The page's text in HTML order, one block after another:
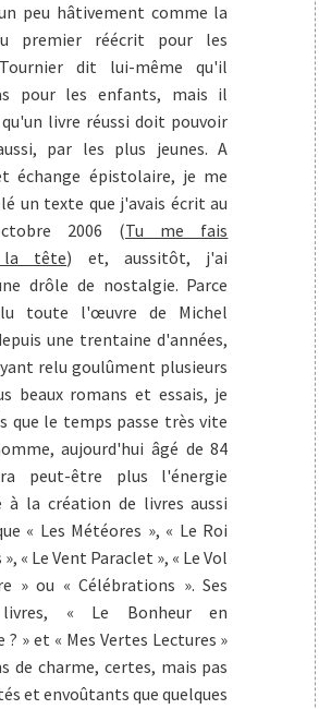
peu hâtivement comme la
premier réécrit pour les
dit lui-même qu'il
pour les enfants, mais il
livre réussi doit pouvoir
par les plus jeunes. A
échange épistolaire, je me
un texte que j'avais écrit au
2006 (Tu me fais
la tête) et, aussitôt, j'ai
drôle de nostalgie. Parce
toute l'œuvre de Michel
une trentaine d'années,
relu goulûment plusieurs
beaux romans et essais, je
que le temps passe très vite
aujourd'hui âgé de 84
peut-être plus l'énergie
à la création de livres aussi
« Les Météores », « Le Roi
« Le Vent Paraclet », « Le Vol
» ou « Célébrations ». Ses
livres, « Le Bonheur en
? » et « Mes Vertes Lectures »
de charme, certes, mais pas
et envoûtants que quelques